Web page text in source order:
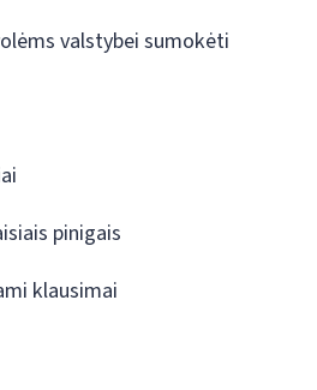
valstybei sumokėti
pinigais
klausimai